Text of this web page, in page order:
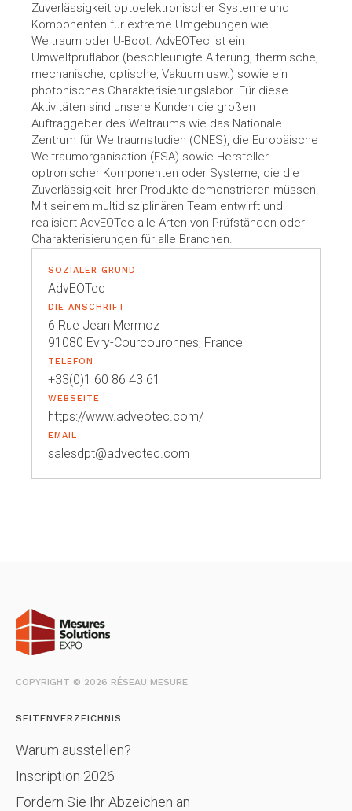
Zuverlässigkeit optoelektronischer Systeme und
Komponenten für extreme Umgebungen wie
Weltraum oder U-Boot. AdvEOTec ist ein
Umweltprüflabor (beschleunigte Alterung, thermische,
mechanische, optische, Vakuum usw.) sowie ein
photonisches Charakterisierungslabor. Für diese
Aktivitäten sind unsere Kunden die großen
Auftraggeber des Weltraums wie das Nationale
Zentrum für Weltraumstudien (CNES), die Europäische
Weltraumorganisation (ESA) sowie Hersteller
optronischer Komponenten oder Systeme, die die
Zuverlässigkeit ihrer Produkte demonstrieren müssen.
Mit seinem multidisziplinären Team entwirft und
realisiert AdvEOTec alle Arten von Prüfständen oder
Charakterisierungen für alle Branchen.
SOZIALER GRUND
AdvEOTec
DIE ANSCHRIFT
6 Rue Jean Mermoz
91080 Evry-Courcouronnes, France
TELEFON
+33(0)1 60 86 43 61
WEBSEITE
https://www.adveotec.com/
EMAIL
salesdpt@adveotec.com
COPYRIGHT © 2026 RÉSEAU MESURE
SEITENVERZEICHNIS
Warum ausstellen?
Inscription 2026
Fordern Sie Ihr Abzeichen an